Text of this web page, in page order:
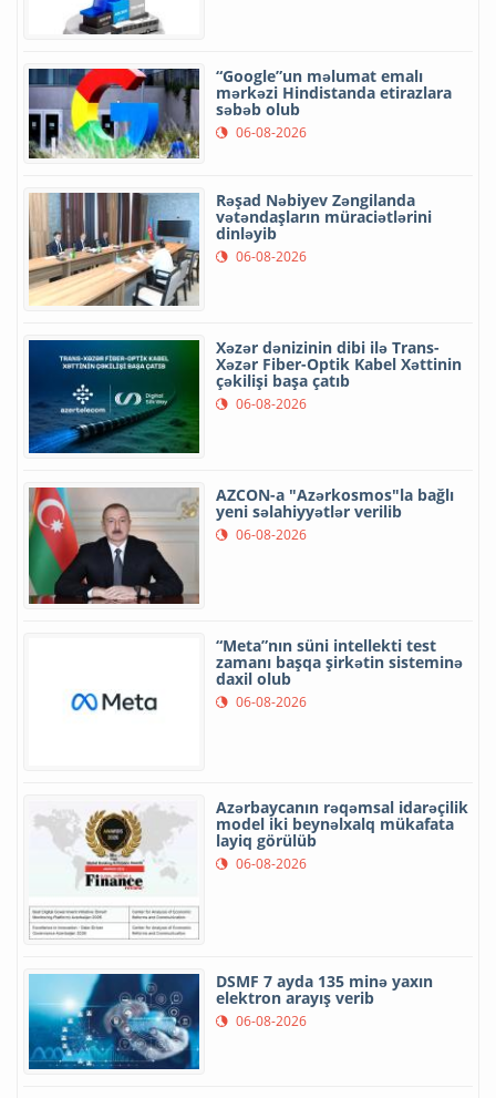
“Google”un məlumat emalı
mərkəzi Hindistanda etirazlara
səbəb olub
06-08-2026
Rəşad Nəbiyev Zəngilanda
vətəndaşların müraciətlərini
dinləyib
06-08-2026
Xəzər dənizinin dibi ilə Trans-
Xəzər Fiber-Optik Kabel Xəttinin
çəkilişi başa çatıb
06-08-2026
AZCON-a "Azərkosmos"la bağlı
yeni səlahiyyətlər verilib
06-08-2026
“Meta”nın süni intellekti test
zamanı başqa şirkətin sisteminə
daxil olub
06-08-2026
Azərbaycanın rəqəmsal idarəçilik
model iki beynəlxalq mükafata
layiq görülüb
06-08-2026
DSMF 7 ayda 135 minə yaxın
elektron arayış verib
06-08-2026